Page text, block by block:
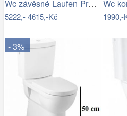
Wc závěsné Laufen Pro zadní odpad…
5222,-4615,-Kč 1990,-
- 3%